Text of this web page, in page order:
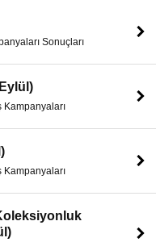
Sonuçları
Kampanyaları
Kampanyaları